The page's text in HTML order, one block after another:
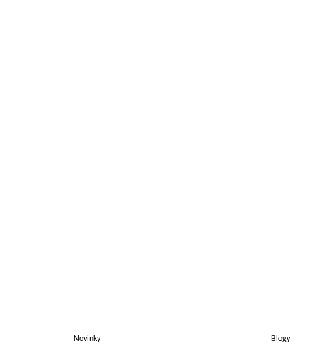
Novinky Blogy